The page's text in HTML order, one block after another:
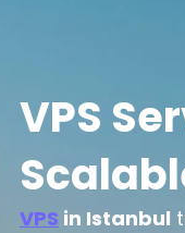
VPS
in Istanbul